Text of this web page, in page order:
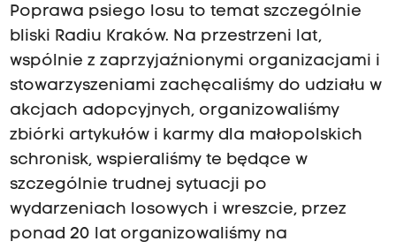
Poprawa psiego losu to temat szczególnie
bliski Radiu Kraków. Na przestrzeni lat,
wspólnie z zaprzyjaźnionymi organizacjami i
stowarzyszeniami zachęcaliśmy do udziału w
akcjach adopcyjnych, organizowaliśmy
zbiórki artykułów i karmy dla małopolskich
schronisk, wspieraliśmy te będące w
szczególnie trudnej sytuacji po
wydarzeniach losowych i wreszcie, przez
ponad 20 lat organizowaliśmy na